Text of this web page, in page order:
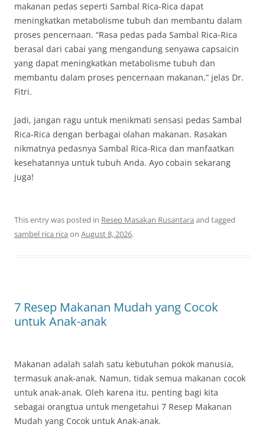
makanan pedas seperti Sambal Rica-Rica dapat
meningkatkan metabolisme tubuh dan membantu dalam
proses pencernaan. “Rasa pedas pada Sambal Rica-Rica
berasal dari cabai yang mengandung senyawa capsaicin
yang dapat meningkatkan metabolisme tubuh dan
membantu dalam proses pencernaan makanan,” jelas Dr.
Fitri.
Jadi, jangan ragu untuk menikmati sensasi pedas Sambal
Rica-Rica dengan berbagai olahan makanan. Rasakan
nikmatnya pedasnya Sambal Rica-Rica dan manfaatkan
kesehatannya untuk tubuh Anda. Ayo cobain sekarang
juga!
This entry was posted in Resep Masakan Rusantara and tagged
sambel rica rica on August 8, 2026.
7 Resep Makanan Mudah yang Cocok
untuk Anak-anak
Makanan adalah salah satu kebutuhan pokok manusia,
termasuk anak-anak. Namun, tidak semua makanan cocok
untuk anak-anak. Oleh karena itu, penting bagi kita
sebagai orangtua untuk mengetahui 7 Resep Makanan
Mudah yang Cocok untuk Anak-anak.